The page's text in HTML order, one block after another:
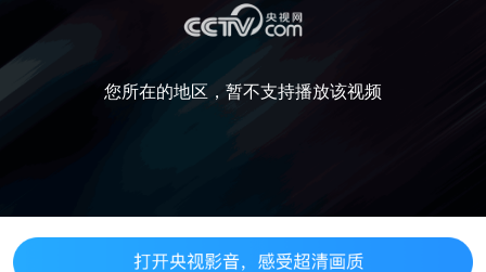
您所在的地区，暂不支持播放该视频